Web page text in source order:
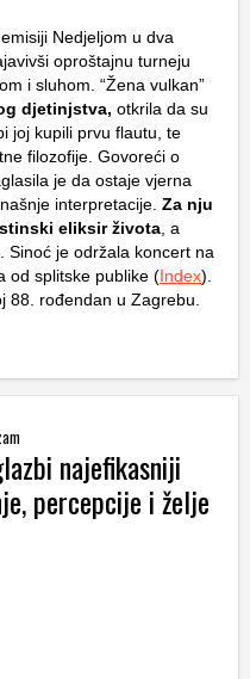
Nedjeljom u dva
oproštajnu turneju
i sluhom. “Žena vulkan”
djetinjstva, otkrila da su
joj kupili prvu flautu, te
filozofije. Govoreći o
je da ostaje vjerna
interpretacije. Za nju
eliksir života , a
Sinoć je održala koncert na
od splitske publike (Index).
88. rođendan u Zagrebu.
najefikasniji
percepcije i želje